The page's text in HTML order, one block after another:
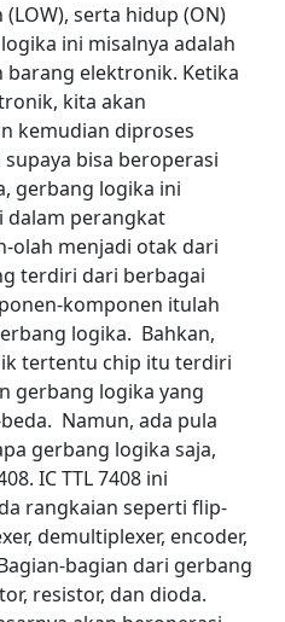
serta hidup (ON)
ini misalnya adalah
barang elektronik. Ketika
kita akan
kemudian diproses
bisa beroperasi
gerbang logika ini
dalam perangkat
olah menjadi otak dari
terdiri dari berbagai
komponen itulah
logika. Bahkan,
tertentu chip itu terdiri
gerbang logika yang
Namun, ada pula
gerbang logika saja,
IC TTL 7408 ini
rangkaian seperti flip-
demultiplexer, encoder,
bagian dari gerbang
resistor, dan dioda.